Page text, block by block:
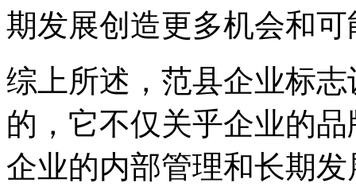
期发展创造更多机会和可
综上所述，范县企业标
的，它不仅关乎企业的
企业的内部管理和长期